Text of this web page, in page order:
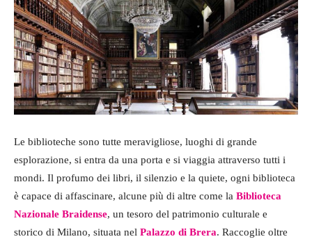
Le biblioteche sono tutte meravigliose, luoghi di grande
esplorazione, si entra da una porta e si viaggia attraverso tutti i
mondi. Il profumo dei libri, il silenzio e la quiete, ogni biblioteca
è capace di affascinare, alcune più di altre come la Biblioteca
Nazionale Braidense, un tesoro del patrimonio culturale e
storico di Milano, situata nel Palazzo di Brera. Raccoglie oltre